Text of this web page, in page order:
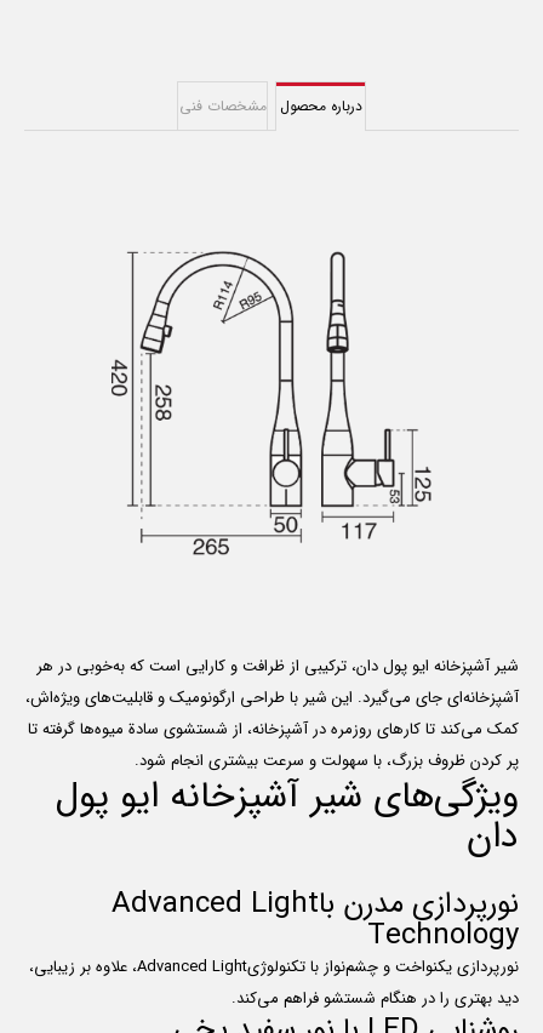
درباره محصول مشخصات فنی
شیر آشپزخانه ایو پول دان، ترکیبی از ظرافت و کارایی است که به‌خوبی در هر
آشپزخانه‌ای جای می‌گیرد. این شیر با طراحی ارگونومیک و قابلیت‌های ویژه‌اش،
کمک می‌کند تا کارهای روزمره در آشپزخانه، از شستشوی سادة میوه‌ها گرفته تا
پر کردن ظروف بزرگ، با سهولت و سرعت بیشتری انجام شود.
ویژگی‌های شیر آشپزخانه ایو پول
دان
نورپردازی مدرن باAdvanced Light
Technology
نورپردازی یکنواخت و چشم‌نواز با تکنولوژیAdvanced Light، علاوه بر زیبایی،
دید بهتری را در هنگام شستشو فراهم می‌کند.